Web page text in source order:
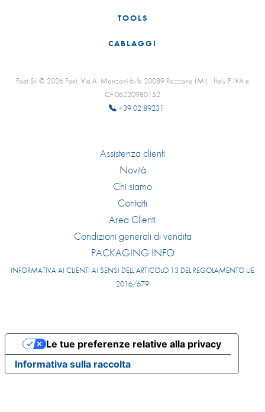
TOOLS
CABLAGGI
Faet Srl © 2026 Faet, Via A. Manzoni 6/b 20089 Rozzano (Mi) - Italy P.IVA e
CF:06220980152
+39 02 89231
Assistenza clienti
Novità
Chi siamo
Contatti
Area Clienti
Condizioni generali di vendita
PACKAGING INFO
INFORMATIVA AI CLIENTI AI SENSI DELL’ARTICOLO 13 DEL REGOLAMENTO UE
2016/679
Informativa sulla raccolta
Le tue preferenze relative alla privacy